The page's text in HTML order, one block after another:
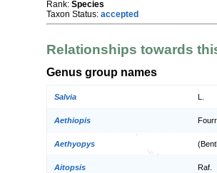
Rank: Species
Taxon Status: accepted
Relationships towards
Genus group names
Salvia
Aethiopis Fourr.
Aethyopys
Aitopsis Raf.